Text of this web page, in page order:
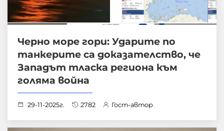
Черно море гори: Ударите по
танкерите са доказателство, че
Западът тласка региона към
голяма война
29-11-2025г. 2782 Гост-автор